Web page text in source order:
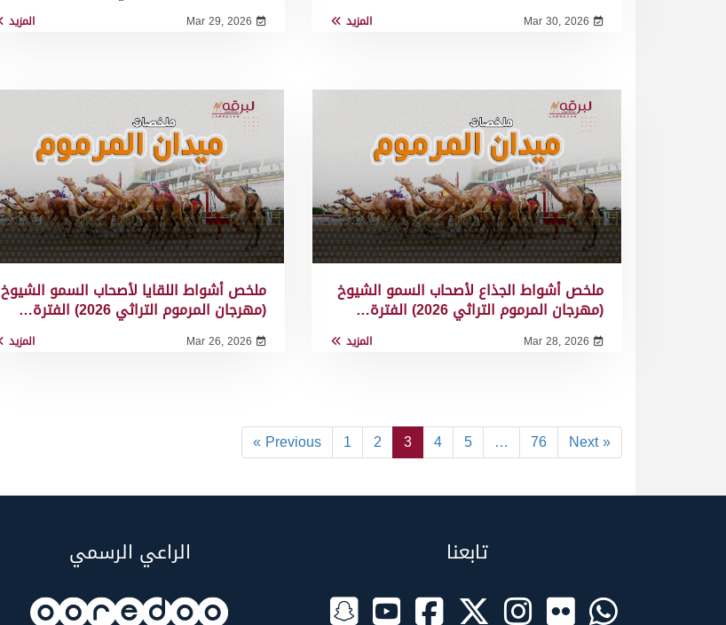
Mar 30, 2026 المزيد Mar 29, 2026 المزيد
ملخص أشواط الجذاع لأصحاب السمو الشيوخ
(مهرجان المرموم التراثي 2026) الفترة…
Mar 28, 2026 المزيد
ملخص أشواط اللقايا لأصحاب السمو الشيوخ
(مهرجان المرموم التراثي 2026) الفترة…
Mar 26, 2026 المزيد
« Previous 1 2 3 4 5 … 76 Next »
تابعنا الراعي الرسمي